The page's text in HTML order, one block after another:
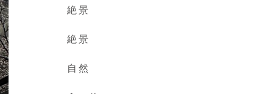
絶景
絶景
自然